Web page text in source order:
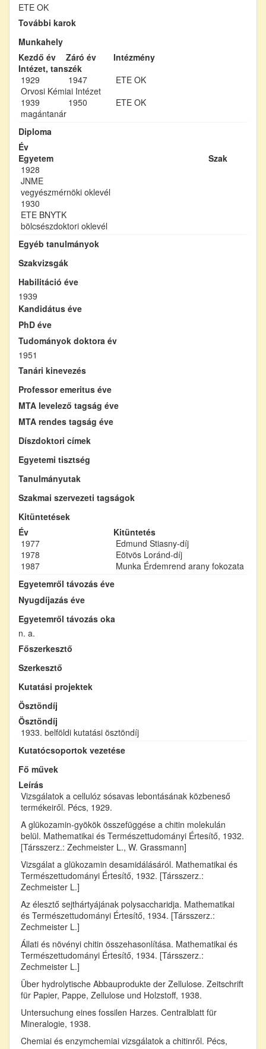
ETE OK
További karok
Munkahely
Kezdő év
Záró év
Intézmény
Intézet, tanszék
1929
1947
ETE OK
Orvosi Kémiai Intézet
1939
1950
ETE OK
magántanár
Diploma
Év
Egyetem
Szak
1928
JNME
vegyészmérnöki oklevél
1930
ETE BNYTK
bölcsészdoktori oklevél
Egyéb tanulmányok
Szakvizsgák
Habilitáció éve
1939
Kandidátus éve
PhD éve
Tudományok doktora év
1951
Tanári kinevezés
Professor emeritus éve
MTA levelező tagság éve
MTA rendes tagság éve
Díszdoktori címek
Egyetemi tisztség
Tanulmányutak
Szakmai szervezeti tagságok
Kitüntetések
Év
Kitüntetés
1977
Edmund Stiasny-díj
1978
Eötvös Loránd-díj
1987
Munka Érdemrend arany fokozata
Egyetemről távozás éve
Nyugdíjazás éve
Egyetemről távozás oka
n. a.
Főszerkesztő
Szerkesztő
Kutatási projektek
Ösztöndíj
Ösztöndíj
1933. belföldi kutatási ösztöndíj
Kutatócsoportok vezetése
Fő művek
Leírás
Vizsgálatok a cellulóz sósavas lebontásának közbeneső
termékeiről. Pécs, 1929.
A glükozamin-gyökök összefüggése a chitin molekulán
belül. Mathematikai és Természettudományi Értesítő, 1932.
[Társszerz.: Zechmeister L., W. Grassmann]
Vizsgálat a glükozamin desamidálásáról. Mathematikai és
Természettudományi Értesítő, 1932. [Társszerz.:
Zechmeister L.]
Az élesztő sejthártyájának polysaccharidja. Mathematikai
és Természettudományi Értesítő, 1934. [Társszerz.:
Zechmeister L.]
Állati és növényi chitin összehasonlítása. Mathematikai és
Természettudományi Értesítő, 1934. [Társszerz.:
Zechmeister L.]
Über hydrolytische Abbauprodukte der Zellulose. Zeitschrift
für Papier, Pappe, Zellulose und Holzstoff, 1938.
Untersuchung eines fossilen Harzes. Centralblatt für
Mineralogie, 1938.
Chemiai és enzymchemiai vizsgálatok a chitinről. Pécs,